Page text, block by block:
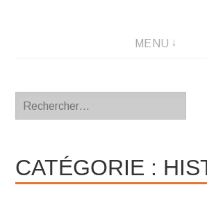
MENU
Rechercher :
CATÉGORIE :